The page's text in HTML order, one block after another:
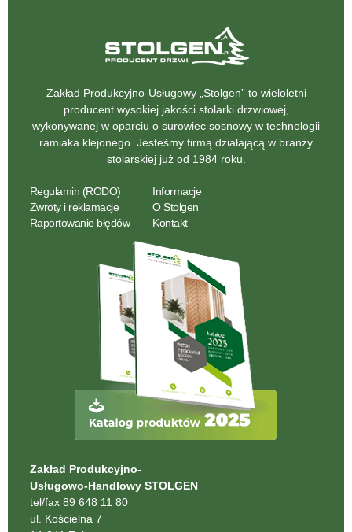
Zakład Produkcyjno-Usługowy „Stolgen” to wieloletni
producent wysokiej jakości stolarki drzwiowej,
wykonywanej w oparciu o surowiec sosnowy w technologii
ramiaka klejonego. Jesteśmy firmą działającą w branży
stolarskiej już od 1984 roku.
Regulamin (RODO)
Zwroty i reklamacje
Raportowanie błędów
Informacje
O Stolgen
Kontakt
Zakład Produkcyjno-
Usługowo-Handlowy STOLGEN
tel/fax 89 648 11 80
ul. Kościelna 7